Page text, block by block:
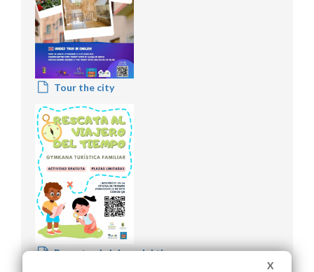
Tour the city
Rescata al viajero del tiempo
X